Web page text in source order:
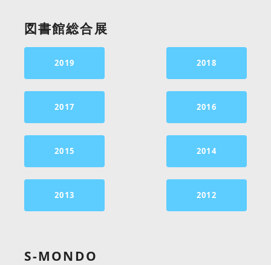
図書館総合展
2019 2018
2017 2016
2015 2014
2013 2012
S-MONDO